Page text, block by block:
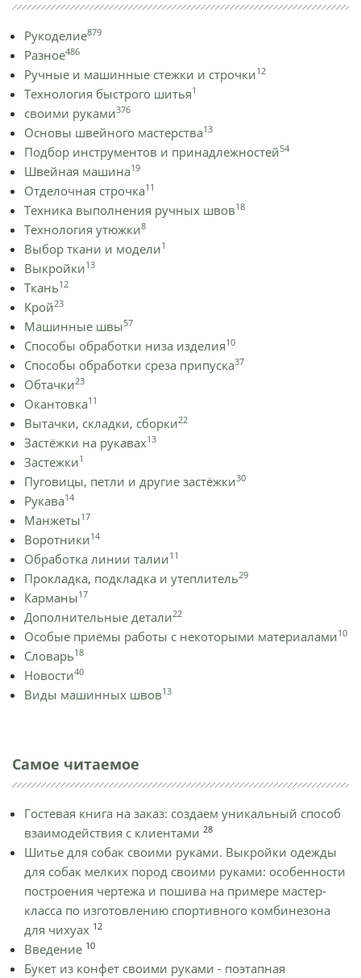
Рукоделие879
Разное486
Ручные и машинные стежки и строчки12
Технология быстрого шитья1
своими руками376
Основы швейного мастерства13
Подбор инструментов и принадлежностей54
Швейная машина19
Отделочная строчка11
Техника выполнения ручных швов18
Технология утюжки8
Выбор ткани и модели1
Выкройки13
Ткань12
Крой23
Машинные швы57
Способы обработки низа изделия10
Способы обработки среза припуска37
Обтачки23
Окантовка11
Вытачки, складки, сборки22
Застёжки на рукавах13
Застежки1
Пуговицы, петли и другие застёжки30
Рукава14
Манжеты17
Воротники14
Обработка линии талии11
Прокладка, подкладка и утеплитель29
Карманы17
Дополнительные детали22
Особые приёмы работы с некоторыми материалами10
Словарь18
Новости40
Виды машинных швов13
Самое читаемое
Гостевая книга на заказ: создаем уникальный способ
взаимодействия с клиентами 28
Шитье для собак своими руками. Выкройки одежды
для собак мелких пород своими руками: особенности
построения чертежа и пошива на примере мастер-
класса по изготовлению спортивного комбинезона
для чихуах 12
Введение 10
Букет из конфет своими руками - поэтапная